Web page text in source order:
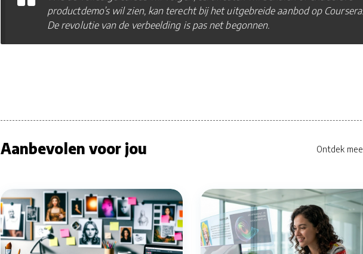
productdemo’s wil zien, kan terecht bij het uitgebreide aanbod op Coursera.
De revolutie van de verbeelding is pas net begonnen.
Aanbevolen voor jou Ontdek